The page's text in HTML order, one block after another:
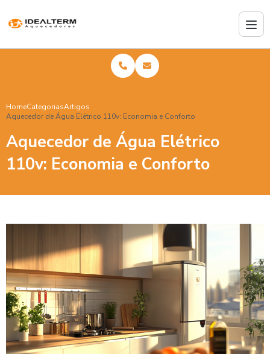
HomeCategoriasArtigos
Aquecedor de Água Elétrico 110v: Economia e Conforto
Aquecedor de Água Elétrico
110v: Economia e Conforto